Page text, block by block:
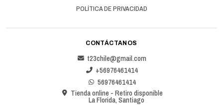
POLÍTICA DE PRIVACIDAD
CONTÁCTANOS
t23chile@gmail.com
+56976461414
56976461414
Tienda online - Retiro disponible
La Florida, Santiago